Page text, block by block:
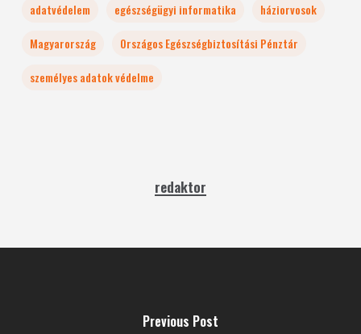
adatvédelem egészségügyi informatika
háziorvosok
Magyarország
Országos Egészségbiztosítási Pénztár
személyes adatok védelme
redaktor
Previous Post